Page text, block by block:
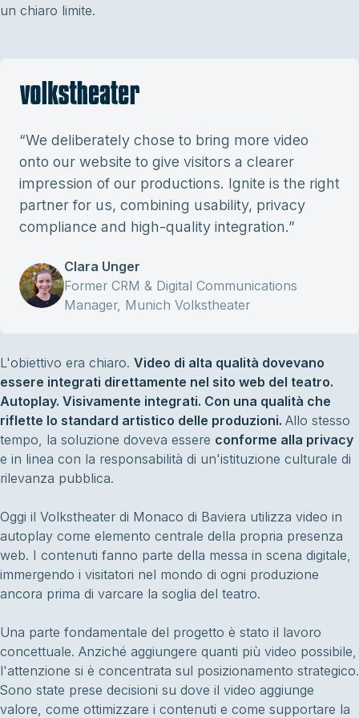
un chiaro limite.
“We deliberately chose to bring more video
onto our website to give visitors a clearer
impression of our productions. Ignite is the right
partner for us, combining usability, privacy
compliance and high-quality integration.”
Clara Unger
Former CRM & Digital Communications
Manager, Munich Volkstheater
L'obiettivo era chiaro. Video di alta qualità dovevano
essere integrati direttamente nel sito web del teatro.
Autoplay. Visivamente integrati. Con una qualità che
riflette lo standard artistico delle produzioni. Allo stesso
tempo, la soluzione doveva essere conforme alla privacy
e in linea con la responsabilità di un'istituzione culturale di
rilevanza pubblica.
Oggi il Volkstheater di Monaco di Baviera utilizza video in
autoplay come elemento centrale della propria presenza
web. I contenuti fanno parte della messa in scena digitale,
immergendo i visitatori nel mondo di ogni produzione
ancora prima di varcare la soglia del teatro.
Una parte fondamentale del progetto è stato il lavoro
concettuale. Anziché aggiungere quanti più video possibile,
l'attenzione si è concentrata sul posizionamento strategico.
Sono state prese decisioni su dove il video aggiunge
valore, come ottimizzare i contenuti e come supportare la